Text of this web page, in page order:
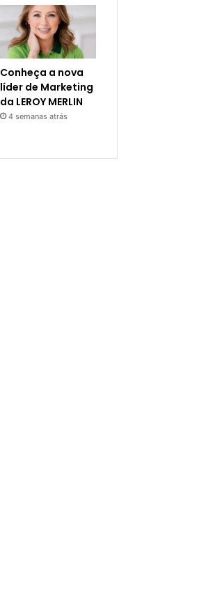
Conheça a nova
líder de Marketing
da LEROY MERLIN
4 semanas atrás